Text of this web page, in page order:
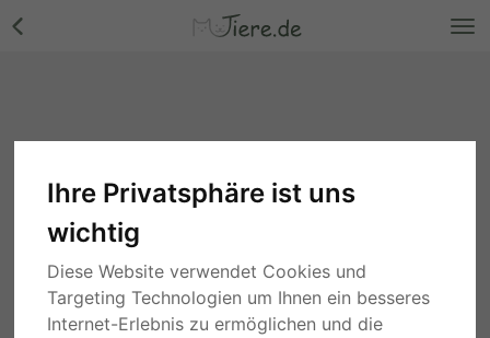
Ihre Privatsphäre ist uns
wichtig
Diese Website verwendet Cookies und
Targeting Technologien um Ihnen ein besseres
Internet-Erlebnis zu ermöglichen und die